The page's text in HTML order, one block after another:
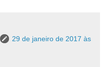
29 de janeiro de 2017 às